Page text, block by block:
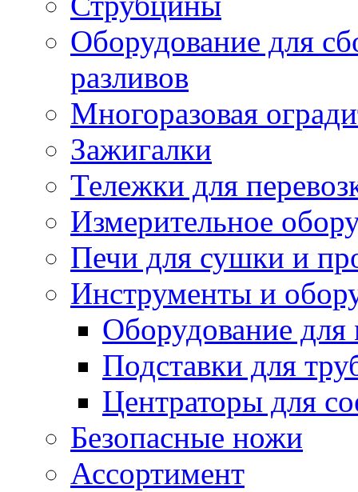
Оборудование для
разливов
Многоразовая
Зажигалки
Тележки для
Измерительное
Печи для сушки и
Инструменты и
Оборудование
Подставки для
Центраторы для
Безопасные ножи
Ассортимент